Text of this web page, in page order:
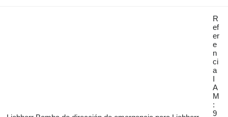
R
ef
er
e
n
ci
a
I
A
M
:
9